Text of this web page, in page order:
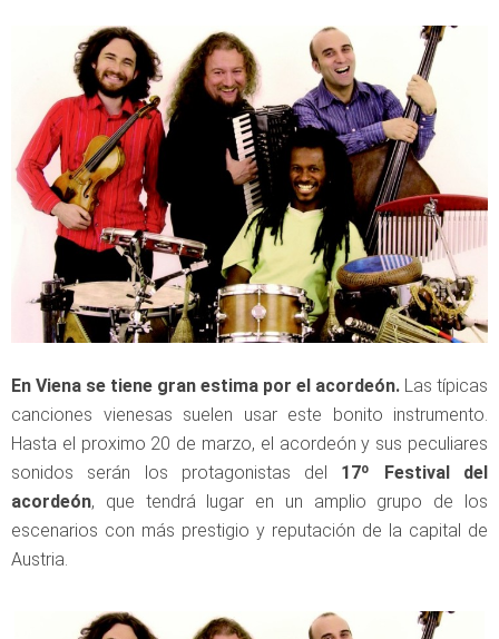
En Viena se tiene gran estima por el acordeón. Las típicas
canciones vienesas suelen usar este bonito instrumento.
Hasta el proximo 20 de marzo, el acordeón y sus peculiares
sonidos serán los protagonistas del 17º Festival del
acordeón, que tendrá lugar en un amplio grupo de los
escenarios con más prestigio y reputación de la capital de
Austria.